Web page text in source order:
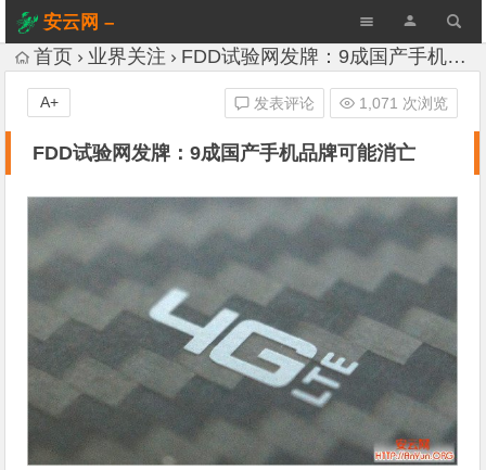
安云网 –
AnYun.ORG
首页 业界关注 FDD试验网发牌：9成国产手机品牌可能消亡
FDD试验网发牌：9成国产手机品牌可能消亡
发表评论 1,071 次浏览
A+